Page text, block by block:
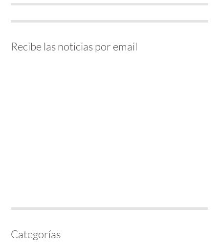
Recibe las noticias por email
Categorías